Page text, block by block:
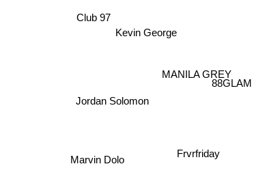
Frvrfriday
Marvin Dolo
MANILA GREY
88GLAM
Jordan Solomon
Kevin George
Club 97